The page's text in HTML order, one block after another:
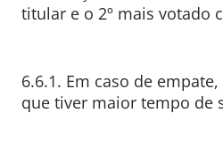
titular e o 2º mais votado
6.6.1. Em caso de
que tiver maior tempo de